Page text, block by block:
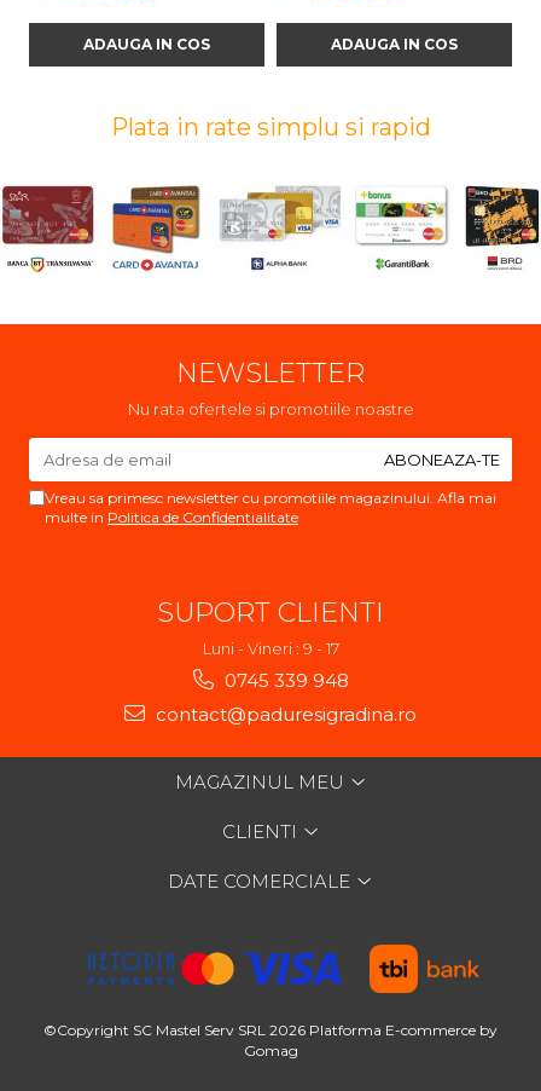
ADAUGA IN COS ADAUGA IN COS
Plata in rate simplu si rapid
NEWSLETTER
Nu rata ofertele si promotiile noastre
Vreau sa primesc newsletter cu promotiile magazinului. Afla mai
multe in Politica de Confidentialitate
SUPORT CLIENTI
Luni - Vineri : 9 - 17
0745 339 948
contact@paduresigradina.ro
MAGAZINUL MEU
CLIENTI
DATE COMERCIALE
©Copyright SC Mastel Serv SRL 2026 Platforma E-commerce by
Gomag